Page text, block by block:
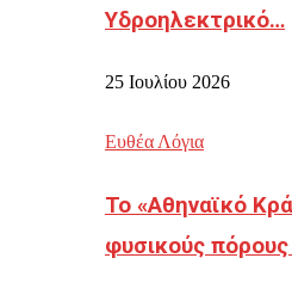
Υδροηλεκτρικό…
25 Ιουλίου 2026
Ευθέα Λόγια
Το «Αθηναϊκό
φυσικούς